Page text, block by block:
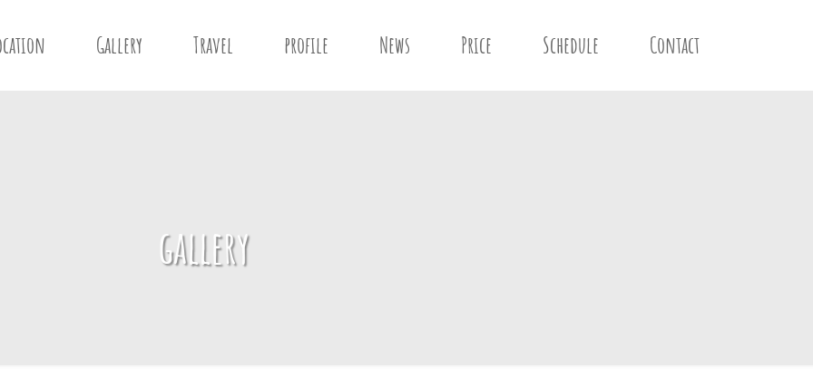
Gallery Travel profile News Price Schedule Contact
gallery